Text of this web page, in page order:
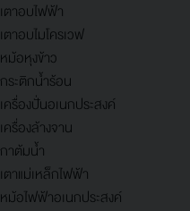
เตาอบไฟฟ้า
เตาอบไมโครเวฟ
หม้อหุงข้าว
กระติกน้ำร้อน
เครื่องปั่นอเนกประสงค์
เครื่องล้างจาน
กาต้มน้ำ
เตาแม่เหล็กไฟฟ้า
หม้อไฟฟ้าอเนกประสงค์